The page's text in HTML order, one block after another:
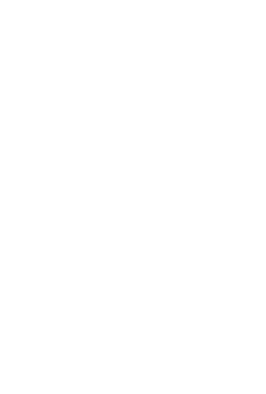
El punto de salida y
desde donde los
de la Media Maratón
Benalmádena,
completando allí dos
hasta la rotonda de los
trayecto, que como en
grupos musicales
Al finalizar la prueba,
carrera en Holiday
actividades infantiles y